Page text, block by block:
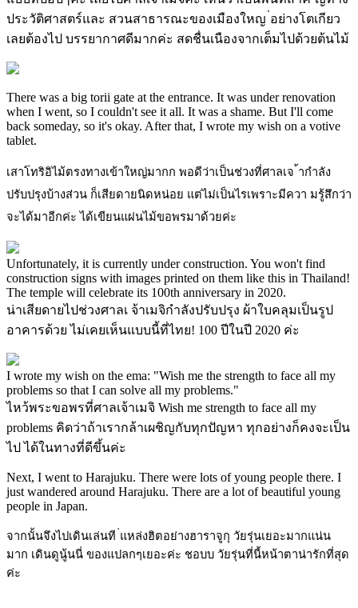
ประวัติศาสตร์และ สวนสาธารณะของเมืองใหญ ่อย่างโตเกียว
เลยต้องไป บรรยากาศดีมากค่ะ สดชื่นเนืองจากเต็มไปด้วยต้นไม้
There was a big torii gate at the entrance. It was under renovation
when I went, so I couldn't see it all. It was a shame. But I'll come
back someday, so it's okay. After that, I wrote my wish on a votive
tablet.
เสาโทริอิไม้ตรงทางเข้าใหญ่มากก พอดีว่าเป็นช่วงที่ศาลเจ ้ากำลัง
ปรับปรุงบ้างส่วน ก็เสียดายนิดหน่อย แต่ไม่เป็นไรเพราะมีควา มรู้สึกว่า
จะได้มาอีกค่ะ ได้เขียนแผ่นไม้ขอพรมาด้วยค่ะ
Unfortunately, it is currently under construction. You won't find
construction signs with images printed on them like this in Thailand!
The temple will celebrate its 100th anniversary in 2020.
น่าเสียดายไปช่วงศาลเ จ้าเมจิกำลังปรับปรุง ผ้าใบคลุมเป็นรูป
อาคารด้วย ไม่เคยเห็นแบบนี้ที่ไทย! 100 ปีในปี 2020 ค่ะ
I wrote my wish on the ema: "Wish me the strength to face all my
problems so that I can solve all my problems."
ไหว้พระขอพรที่ศาลเจ้าเมจิ Wish me strength to face all my
problems คิดว่าถ้าเรากล้าเผชิญกับทุกปัญหา ทุกอย่างก็คงจะเป็น
ไป ได้ในทางที่ดีขึ้นค่ะ
Next, I went to Harajuku. There were lots of young people there. I
just wandered around Harajuku. There are a lot of beautiful young
people in Japan.
จากนั้นจึงไปเดินเล่นที ่แหล่งฮิตอย่างฮาราจูกุ วัยรุ่นเยอะมากแน่น
มาก เดินดูนู้นนี่ ของแปลกๆเยอะค่ะ ชอบบ วัยรุ่นที่นี้หน้าตาน่ารักที่สุด
ค่ะ